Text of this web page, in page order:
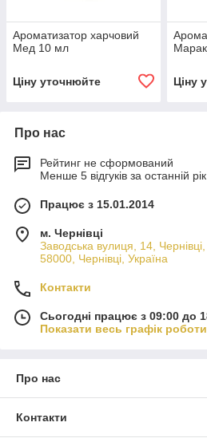
Ароматизатор харчовий
Мед 10 мл
Ціну уточнюйте Ціну
Про нас
Рейтинг не сформований
Менше 5 відгуків за останній рік
Працює з 15.01.2014
м. Чернівці
Заводська вулиця, 14,
58000, Чернівці, Україна
Контакти
Сьогодні працює з 09:00 до
Показати весь графік роботи
Про нас
Контакти